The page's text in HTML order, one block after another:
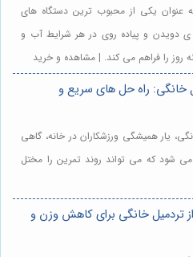
عنوان یکی از محبوب ترین دستگاه های
ی دویدن و پیاده روی در هر شرایط آب و
روز را فراهم می کند. | مشاهده و خرید
خانگی: راه حل های سریع و
یار همیشگی ورزشکاران در خانه، گاهی
شود که می تواند روند تمرین را مختل
تردمیل خانگی برای کاهش وزن و